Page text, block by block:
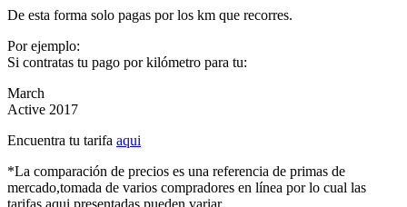
De esta forma solo pagas por los km que recorres.
Por ejemplo:
Si contratas tu pago por kilómetro para tu:
March
Active 2017
Encuentra tu tarifa aqui
*La comparación de precios es una referencia de primas de
mercado,tomada de varios compradores en línea por lo cual las
tarifas aqui presentadas pueden variar.